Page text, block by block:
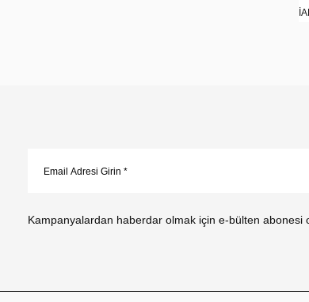
Kampanyalardan haberdar olmak için e-bülten abonesi